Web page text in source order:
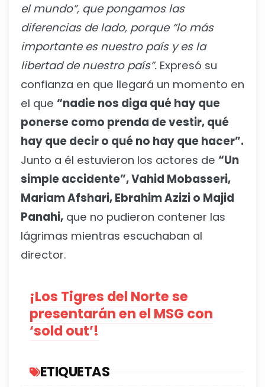
el mundo”, que pongamos las
diferencias de lado, porque “lo más
importante es nuestro país y es la
libertad de nuestro país”. Expresó su
confianza en que llegará un momento en
el que “nadie nos diga qué hay que
ponerse como prenda de vestir, qué
hay que decir o qué no hay que hacer”.
Junto a él estuvieron los actores de “Un
simple accidente”, Vahid Mobasseri,
Mariam Afshari, Ebrahim Azizi o Majid
Panahi, que no pudieron contener las
lágrimas mientras escuchaban al
director.
¡Los Tigres del Norte se
presentarán en el MSG con
‘sold out’!
ETIQUETAS